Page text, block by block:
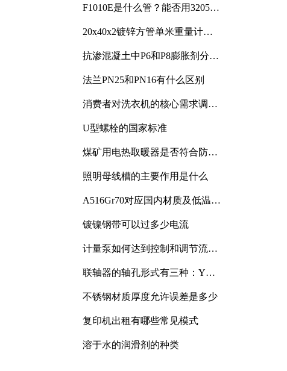
F1010E是什么管？能否用3205或
20x40x2镀锌方管单米重量计算
抗渗混凝土中P6和P8膨胀剂分别
法兰PN25和PN16有什么区别
消费者对洗衣机的核心需求调研
U型螺栓的国家标准
煤矿用电热取暖器是否符合防爆
照明母线槽的主要作用是什么
A516Gr70对应国内材质及低温冲
镀镍钢带可以过多少电流
计量泵如何达到控制和调节流量
联轴器的轴孔形式有三种：Y
不锈钢材质厚度允许误差是多少
复印机出租有哪些常见模式
溶于水的润滑剂的种类